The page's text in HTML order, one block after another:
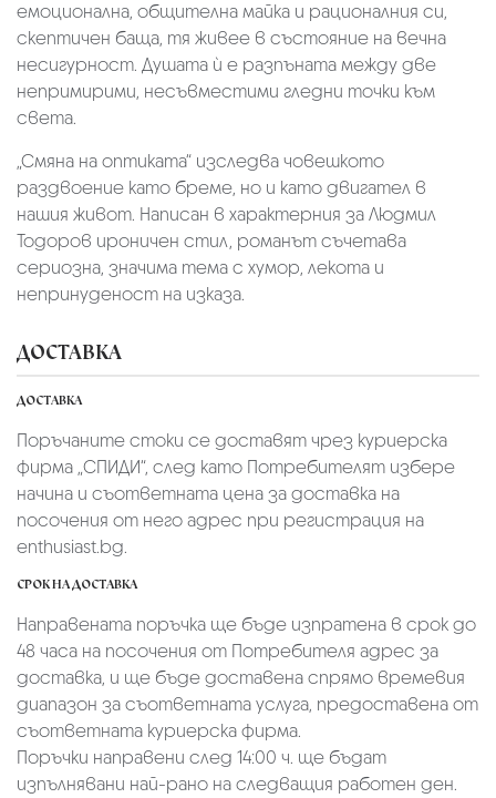
емоционална, общителна майка и рационалния си,
скептичен баща, тя живее в състояние на вечна
несигурност. Душата ѝ е разпъната между две
непримирими, несъвместими гледни точки към
света.
„Смяна на оптиката“ изследва човешкото
раздвоение като бреме, но и като двигател в
нашия живот. Написан в характерния за Людмил
Тодоров ироничен стил, романът съчетава
сериозна, значима тема с хумор, лекота и
непринуденост на изказа.
ДОСТАВКА
ДОСТАВКА
Поръчаните стоки се доставят чрез куриерскa
фирмa „СПИДИ“, след като Потребителят избере
начина и съответната цена за доставка на
посочения от него адрес при регистрация на
enthusiast.bg.
СРОК НА ДОСТАВКА
Направената поръчка ще бъде изпратена в срок до
48 часа на посочения от Потребителя адрес за
доставка, и ще бъде доставена спрямо времевия
диапазон за съответната услуга, предоставена от
съответната куриерска фирма.
Поръчки направени след 14:00 ч. ще бъдат
изпълнявани най-рано на следващия работен ден.